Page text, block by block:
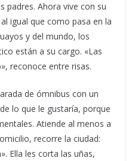
padres. Ahora vive con su
igual que como pasa en la
y del mundo, los
están a su cargo. «Las
reconoce entre risas.
de ómnibus con un
lo que le gustaría, porque
Atiende al menos a
recorre la ciudad:
Ella les corta las uñas,